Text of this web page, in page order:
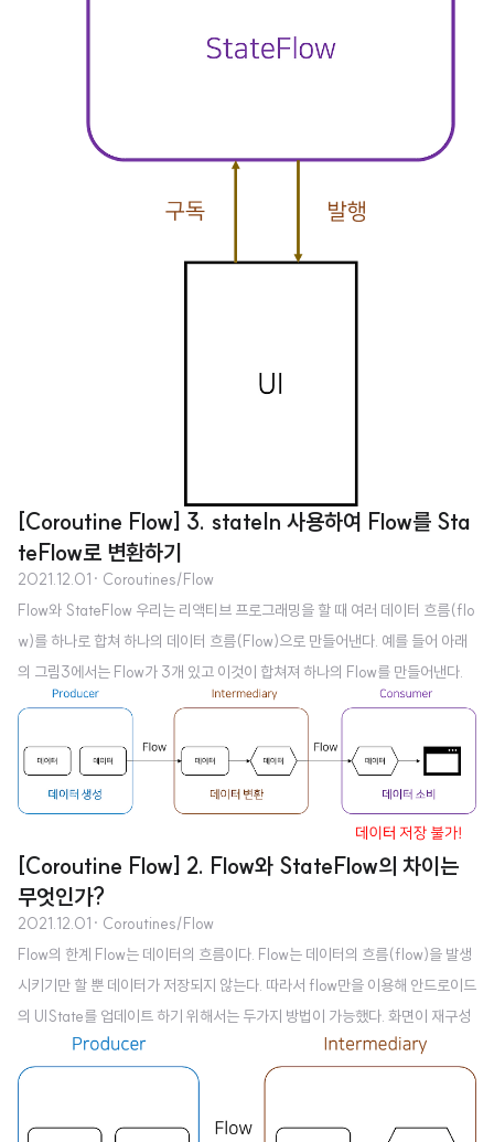
[Coroutine Flow] 3. stateIn 사용하여 Flow를 Sta
teFlow로 변환하기
2021.12.01 · Coroutines/Flow
Flow와 StateFlow 우리는 리액티브 프로그래밍을 할 때 여러 데이터 흐름(flo
w)를 하나로 합쳐 하나의 데이터 흐름(Flow)으로 만들어낸다. 예를 들어 아래
의 그림3에서는 Flow가 3개 있고 이것이 합쳐져 하나의 Flow를 만들어낸다.
이러한 상황은 흔하다. 예를 들어 우리가 영화 평점 앱을 만든다고 할 경우 영화
블에서 가져와 하나의 객체로 만들어야 한다. 하나로 만들어진 Flow는 UI에서
사용되기 위해 StateFlow로 변환되어야 한다. 이 UI에서는 이 StateFlow를 구
독하여 항상 최신 데이터를 발행받는다. 이것이 가능하기 위해서는 Flow를 Sta
teFlow로 변환하는 로직이 필요하다. 또한 St..
[Coroutine Flow] 2. Flow와 StateFlow의 차이는
무엇인가?
2021.12.01 · Coroutines/Flow
Flow의 한계 Flow는 데이터의 흐름이다. Flow는 데이터의 흐름(flow)을 발생
시키기만 할 뿐 데이터가 저장되지 않는다. 따라서 flow만을 이용해 안드로이드
의 UIState를 업데이트 하기 위해서는 두가지 방법이 가능했다. 화면이 재구성
될때마다 다시 서버 혹은 DB로부터 데이터 가져오기 Flow로부터 collect한 데
이터를 ViewModel에 저장해놓고 사용하기 1번 방법은 비효율적이다. 예를 들